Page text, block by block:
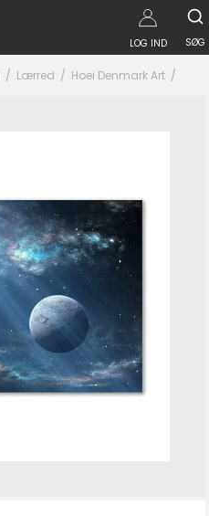
LOG IND SØG
/ Lærred / Hoei Denmark Art /